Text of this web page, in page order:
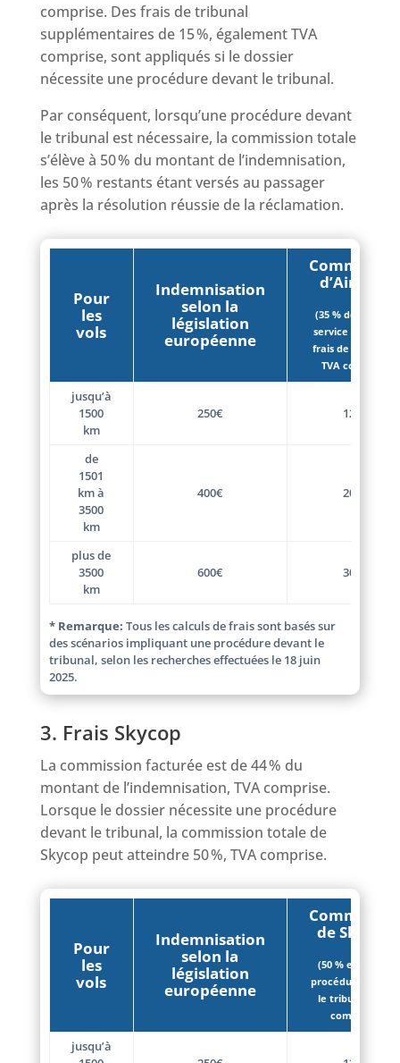
comprise. Des frais de tribunal
supplémentaires de 15 %, également TVA
comprise, sont appliqués si le dossier
nécessite une procédure devant le tribunal.
Par conséquent, lorsqu’une procédure devant
le tribunal est nécessaire, la commission totale
s’élève à 50 % du montant de l’indemnisation,
les 50 % restants étant versés au passager
après la résolution réussie de la réclamation.
Pour
les
vols
Indemnisation
selon la
législation
européenne
d’AirHelp
(35 % de frais de
service + 15 % de
frais de tribunal),
TVA comprise
jusqu’à
1500
km
250€ 125€
de
1501
km à
3500
km
400€ 200€
plus de
3500
km
600€ 300€
* Remarque: Tous les calculs de frais sont basés sur
des scénarios impliquant une procédure devant le
tribunal, selon les recherches effectuées le 18 juin
2025.
3. Frais Skycop
La commission facturée est de 44 % du
montant de l’indemnisation, TVA comprise.
Lorsque le dossier nécessite une procédure
devant le tribunal, la commission totale de
Skycop peut atteindre 50 %, TVA comprise.
Pour
les
vols
Indemnisation
selon la
législation
européenne
de Skycop
(50 % en cas de
procédure devant
le tribunal, TVA
comprise)
jusqu’à